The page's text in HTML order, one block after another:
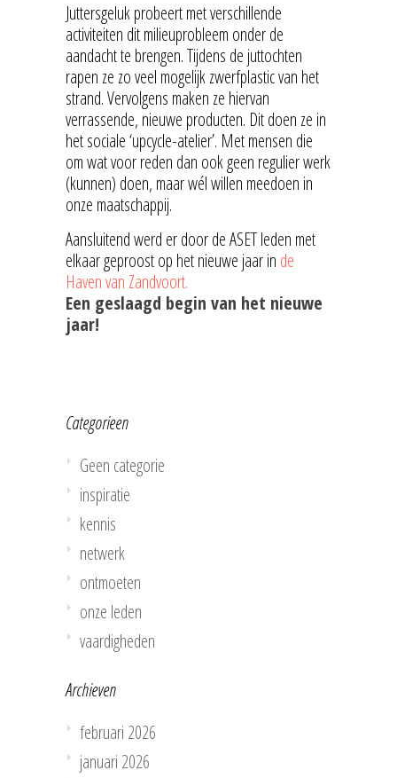
Juttersgeluk probeert met verschillende
activiteiten dit milieuprobleem onder de
aandacht te brengen. Tijdens de juttochten
rapen ze zo veel mogelijk zwerfplastic van het
strand. Vervolgens maken ze hiervan
verrassende, nieuwe producten. Dit doen ze in
het sociale ‘upcycle-atelier’. Met mensen die
om wat voor reden dan ook geen regulier werk
(kunnen) doen, maar wél willen meedoen in
onze maatschappij.
Aansluitend werd er door de ASET leden met
elkaar geproost op het nieuwe jaar in de
Haven van Zandvoort.
Een geslaagd begin van het nieuwe
jaar!
Categorieen
Geen categorie
inspiratie
kennis
netwerk
ontmoeten
onze leden
vaardigheden
Archieven
februari 2026
januari 2026